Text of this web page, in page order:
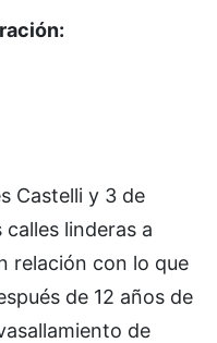
Castelli y 3 de
linderas a
relación con lo que
de 12 años de
de